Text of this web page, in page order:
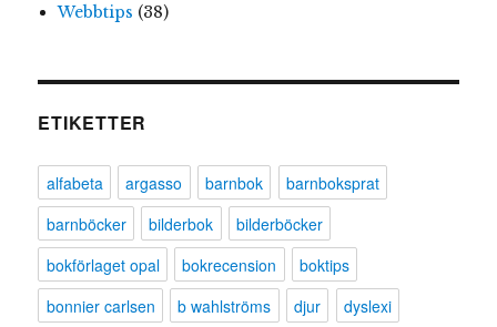
Webbtips (38)
ETIKETTER
alfabeta argasso barnbok
barnboksprat
barnböcker
bilderbok
bilderböcker
bokförlaget opal
bokrecension
boktips
bonnier carlsen
b wahlströms djur
dyslexi